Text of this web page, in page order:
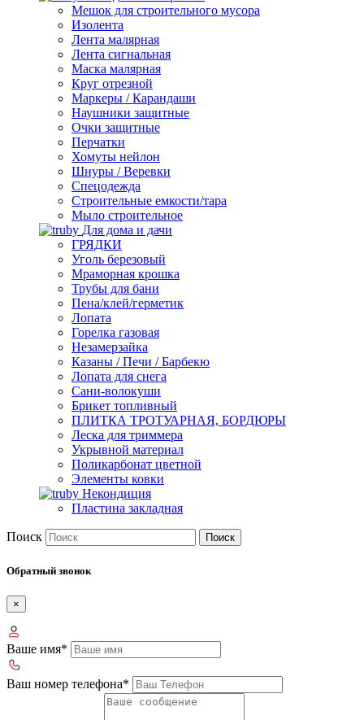
Мешок для строительного мусора
Изолента
Лента малярная
Лента сигнальная
Маска малярная
Круг отрезной
Маркеры / Карандаши
Наушники защитные
Очки защитные
Перчатки
Хомуты нейлон
Шнуры / Веревки
Спецодежда
Строительные емкости/тара
Мыло строительное
Для дома и дачи
ГРЯДКИ
Уголь березовый
Мраморная крошка
Трубы для бани
Пена/клей/герметик
Лопата
Горелка газовая
Незамерзайка
Казаны / Печи / Барбекю
Лопата для снега
Сани-волокуши
Брикет топливный
ПЛИТКА ТРОТУАРНАЯ, БОРДЮРЫ
Леска для триммера
Укрывной материал
Поликарбонат цветной
Элементы ковки
Некондиция
Пластина закладная
Поиск Поиск
Обратный звонок
×
Ваше имя*
Ваш номер телефона*